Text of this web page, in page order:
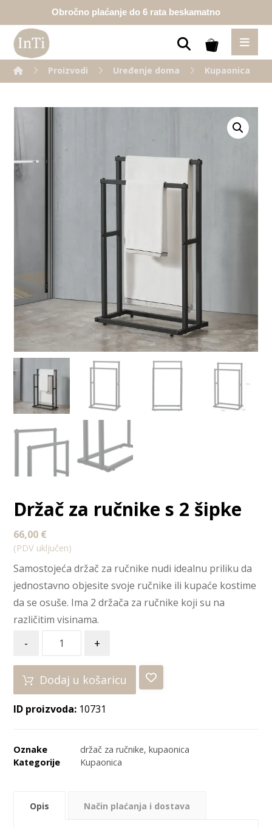
Obročno plaćanje do 6 rata beskamatno
Proizvodi Uređenje doma Kupaonica
Držač za ručnike s 2 šipke
66,00 €
(PDV uključen)
Samostojeća držač za ručnike nudi idealnu priliku da
jednostavno objesite svoje ručnike ili kupaće kostime
da se osuše. Ima 2 držača za ručnike koji su na
različitim visinama.
- +
Dodaj u košaricu
ID proizvoda: 10731
Oznake držač za ručnike,kupaonica
Kategorije
Kupaonica
Opis Način plaćanja i dostava